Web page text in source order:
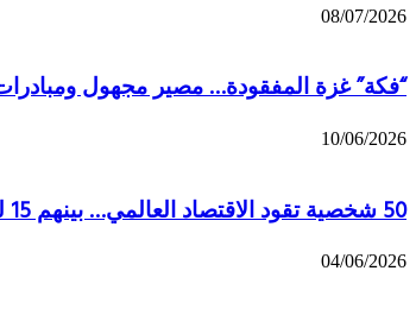
08/07/2026
“فكة” غزة المفقودة… مصير مجهول
10/06/2026
50 شخصية تقود الاقتصاد العالمي… بينهم 15 لم يكملوا تعليمهم وربعهم مهاجرون
04/06/2026